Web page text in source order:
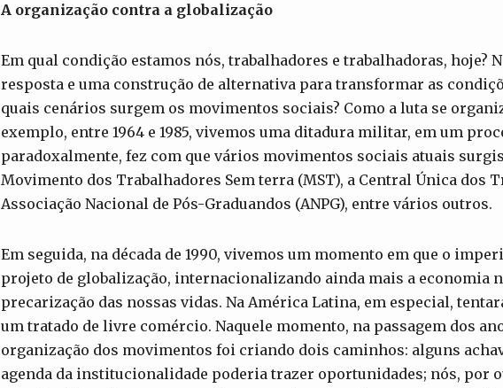
A organização contra a globalização
Em qual condição estamos nós, trabalhadores e trabalhadoras, hoje?
resposta e uma construção de alternativa para transformar as
quais cenários surgem os movimentos sociais? Como a luta se
exemplo, entre 1964 e 1985, vivemos uma ditadura militar, em um
paradoxalmente, fez com que vários movimentos sociais atuais
Movimento dos Trabalhadores Sem terra (MST), a Central Única dos
Associação Nacional de Pós-Graduandos (ANPG), entre vários outros.
Em seguida, na década de 1990, vivemos um momento em que o
projeto de globalização, internacionalizando ainda mais a economia
precarização das nossas vidas. Na América Latina, em especial,
um tratado de livre comércio. Naquele momento, na passagem dos
organização dos movimentos foi criando dois caminhos: alguns
agenda da institucionalidade poderia trazer oportunidades; nós, por